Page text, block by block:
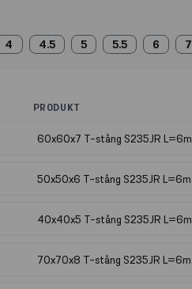
4 4.5 5 5.5 6 7
PRODUKT
60x60x7 T-stång S235JR L=6m
50x50x6 T-stång S235JR L=6m
40x40x5 T-stång S235JR L=6m
70x70x8 T-stång S235JR L=6m